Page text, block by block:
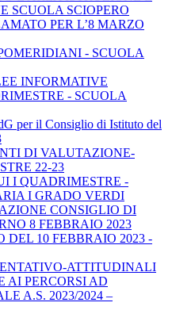
SCUOLA SCIOPERO
PER L’8 MARZO
- SCUOLA
INFORMATIVE
- SCUOLA
per il Consiglio di Istituto del
DI VALUTAZIONE-
22-23
I QUADRIMESTRE -
I GRADO VERDI
CONSIGLIO DI
8 FEBBRAIO 2023
DEL 10 FEBBRAIO 2023 -
ATTITUDINALI
AI PERCORSI AD
A.S. 2023/2024 –